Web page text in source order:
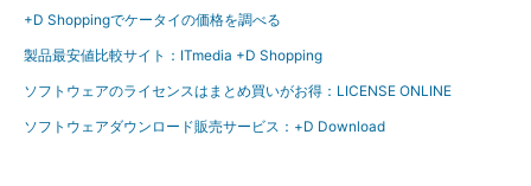
+D Shoppingでケータイの価格を調べる
製品最安値比較サイト：ITmedia +D Shopping
ソフトウェアのライセンスはまとめ買いがお得：LICENSE ONLINE
ソフトウェアダウンロード販売サービス：+D Download